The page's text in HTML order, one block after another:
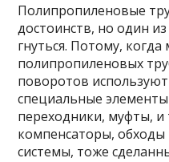
Полипропиленовые
достоинств, но один
гнуться. Потому,
полипропиленовых
поворотов
специальные
переходники, муфты, и
компенсаторы, обходы
системы, тоже